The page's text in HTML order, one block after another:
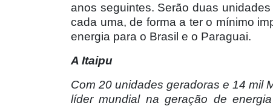
anos seguintes. Serão duas
cada uma, de forma a ter o mínimo
energia para o Brasil e o Paraguai.
A Itaipu
Com 20 unidades geradoras e 14 mil
líder mundial na geração de